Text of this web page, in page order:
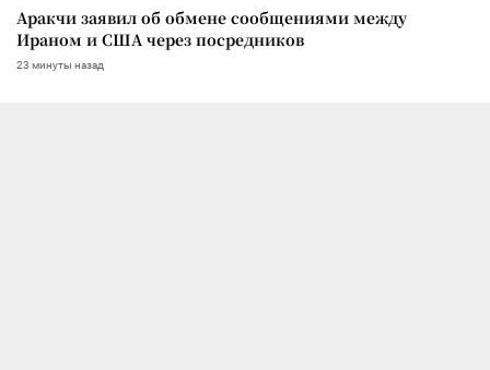
Аракчи заявил об обмене сообщениями между
Ираном и США через посредников
23 минуты назад